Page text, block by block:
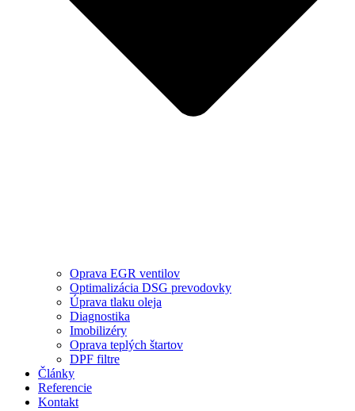
Oprava EGR ventilov
Optimalizácia DSG prevodovky
Úprava tlaku oleja
Diagnostika
Imobilizéry
Oprava teplých štartov
DPF filtre
Články
Referencie
Kontakt